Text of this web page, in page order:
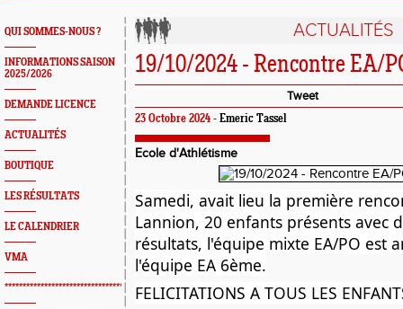
QUI SOMMES-NOUS ?
INFORMATIONS SAISON
2025/2026
DEMANDE LICENCE
ACTUALITÉS
BOUTIQUE
LES RÉSULTATS
LE CALENDRIER
VMA
*************************************************
ACTUALITÉS
19/10/2024 - Rencontre EA/
Tweet
23 Octobre 2024 - Emeric Tassel
Ecole d'Athlétisme
Samedi, avait lieu la première
Lannion, 20 enfants présents avec
résultats, l'équipe mixte EA/PO est
l'équipe EA 6ème.
FELICITATIONS A TOUS LES